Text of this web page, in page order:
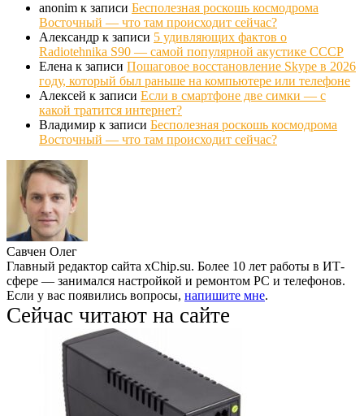
anonim к записи Бесполезная роскошь космодрома
Восточный — что там происходит сейчас?
Александр к записи 5 удивляющих фактов о
Radiotehnika S90 — самой популярной акустике СССР
Елена к записи Пошаговое восстановление Skype в 2026
году, который был раньше на компьютере или телефоне
Алексей к записи Если в смартфоне две симки — с
какой тратится интернет?
Владимир к записи Бесполезная роскошь космодрома
Восточный — что там происходит сейчас?
Савчен Олег
Главный редактор сайта xChip.su. Более 10 лет работы в ИТ-
сфере — занимался настройкой и ремонтом PC и телефонов.
Если у вас появились вопросы, напишите мне.
Сейчас читают на сайте